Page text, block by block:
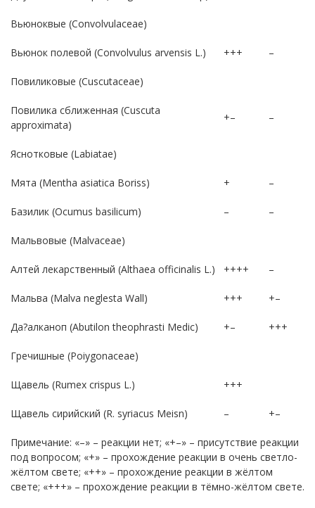
Вьюноквые (Convolvulaceae)
Вьюнок полевой (Convolvulus arvensis L.) +++ –
Повиликовые (Cuscutaceae)
Повилика сближенная (Cuscuta
approximata)
+– –
Яснотковые (Labiatae)
Мята (Mentha asiatica Boriss) + –
Базилик (Ocumus basilicum) – –
Мальвовые (Malvaceae)
Алтей лекарственный (Althaea officinalis L.) ++++ –
Мальва (Malva neglesta Wall) +++ +–
Да?алканоп (Abutilon theophrasti Medic) +– +++
Гречишные (Poiygonaceae)
Щавель (Rumex crispus L.) +++
Щавель сирийский (R. syriacus Meisn) – +–
Примечание: «–» – реакции нет; «+–» – присутствие реакции
под вопросом; «+» – прохождение реакции в очень светло-
жёлтом свете; «++» – прохождение реакции в жёлтом
свете; «+++» – прохождение реакции в тёмно-жёлтом свете.